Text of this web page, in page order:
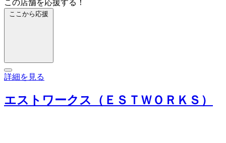
この店舗を応援する！
ここから応援
詳細を見る
エストワークス（ＥＳＴＷＯＲＫＳ）